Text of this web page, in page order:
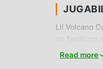
Lil Volcano
de fanáticos
necesitas
Read more